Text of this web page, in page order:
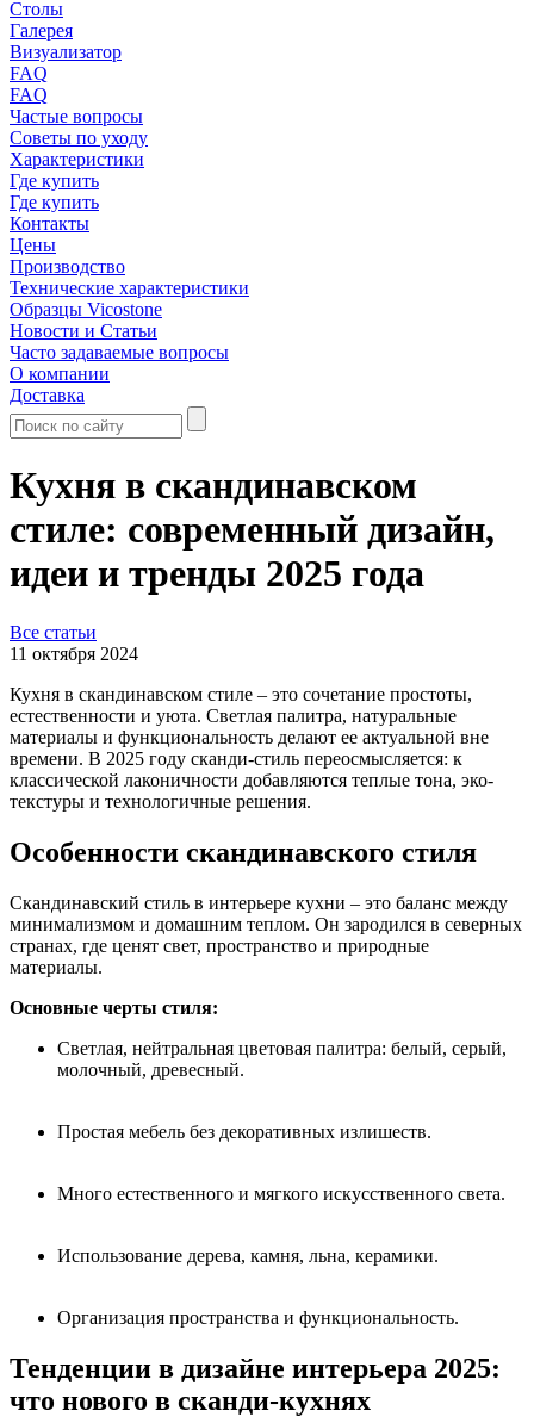
Столы
Галерея
Визуализатор
FAQ
FAQ
Частые вопросы
Советы по уходу
Характеристики
Где купить
Где купить
Контакты
Цены
Производство
Технические характеристики
Образцы Vicostone
Новости и Статьи
Часто задаваемые вопросы
О компании
Доставка
Кухня в скандинавском
стиле: современный дизайн,
идеи и тренды 2025 года
Все статьи
11 октября 2024
Кухня в скандинавском стиле – это сочетание простоты,
естественности и уюта. Светлая палитра, натуральные
материалы и функциональность делают ее актуальной вне
времени. В 2025 году сканди-стиль переосмысляется: к
классической лаконичности добавляются теплые тона, эко-
текстуры и технологичные решения.
Особенности скандинавского стиля
Скандинавский стиль в интерьере кухни – это баланс между
минимализмом и домашним теплом. Он зародился в северных
странах, где ценят свет, пространство и природные
материалы.
Основные черты стиля:
Светлая, нейтральная цветовая палитра: белый, серый,
молочный, древесный.
Простая мебель без декоративных излишеств.
Много естественного и мягкого искусственного света.
Использование дерева, камня, льна, керамики.
Организация пространства и функциональность.
Тенденции в дизайне интерьера 2025:
что нового в сканди-кухнях